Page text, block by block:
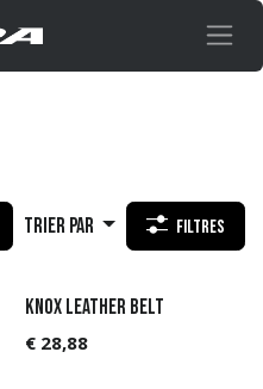
Trier par Filtres
KNOX Leather Belt
€ 28,88